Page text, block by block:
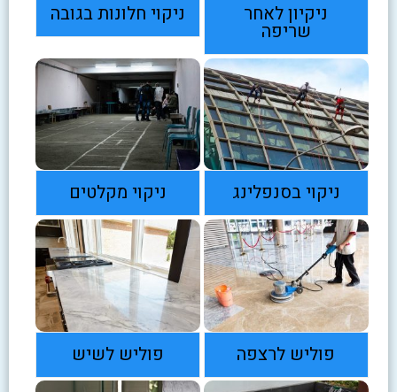
ניקיון לאחר
שריפה
ניקוי חלונות בגובה
ניקוי בסנפלינג ניקוי מקלטים
פוליש לרצפה פוליש לשיש